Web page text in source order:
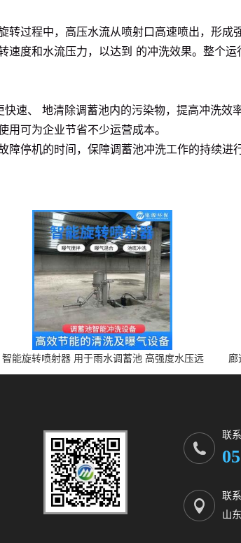
过程中，高压水流从喷射口高速喷出，形
度和水流压力，以达到 的冲洗效果。整个
速、 地清除调蓄池内的污染物，提高冲洗效
可为企业节省不少运营成本。
停机的时间，保障调蓄池冲洗工作的持续进行
智能旋转喷射器 用于雨水调蓄池 高强度水压远
设备 上门安装
廊
联
联
山